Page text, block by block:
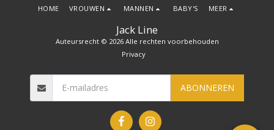
Jack Line
Auteursrecht © 2026 Alle rechten voorbehouden
Privacy
HOME VROUWEN MANNEN BABY'S MEER
ABONNEREN